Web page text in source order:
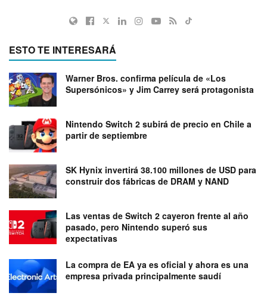
ESTO TE INTERESARÁ
Warner Bros. confirma película de «Los
Supersónicos» y Jim Carrey será protagonista
Nintendo Switch 2 subirá de precio en Chile a
partir de septiembre
SK Hynix invertirá 38.100 millones de USD para
construir dos fábricas de DRAM y NAND
Las ventas de Switch 2 cayeron frente al año
pasado, pero Nintendo superó sus
expectativas
La compra de EA ya es oficial y ahora es una
empresa privada principalmente saudí